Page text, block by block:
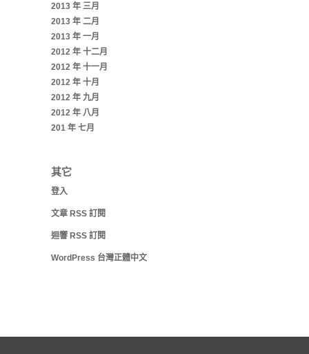
2013 年 三月
2013 年 二月
2013 年 一月
2012 年 十二月
2012 年 十一月
2012 年 十月
2012 年 九月
2012 年 八月
201 年 七月
其它
登入
文章 RSS 訂閱
迴響 RSS 訂閱
WordPress 台灣正體中文